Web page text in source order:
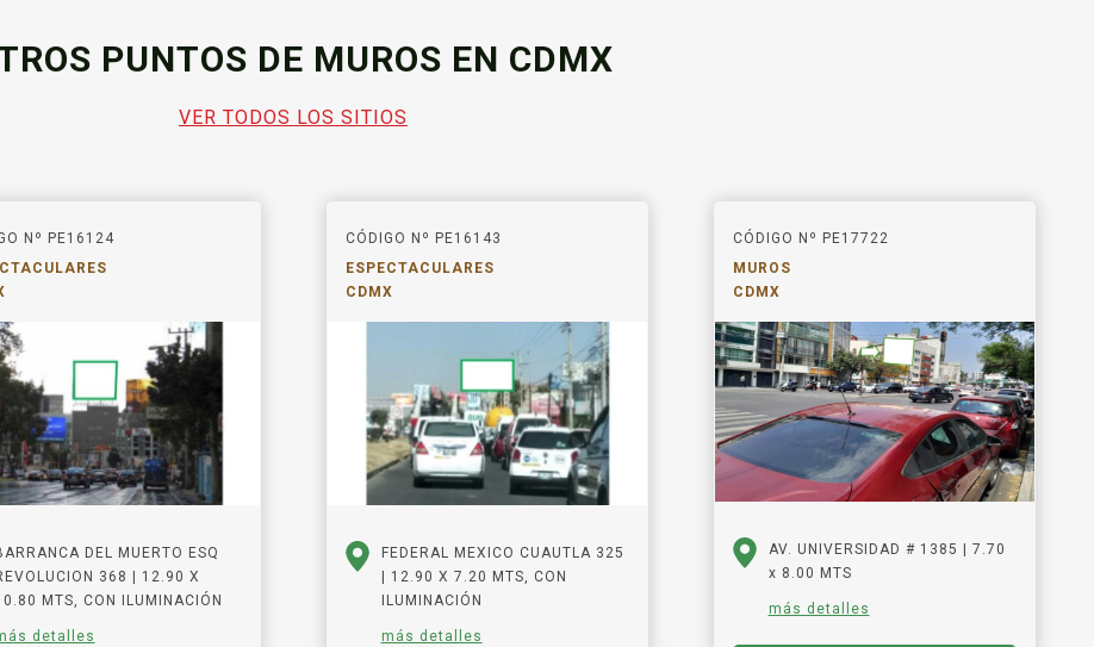
PUNTOS DE MUROS EN CDMX
VER TODOS LOS SITIOS
Nº PE16124
DEL MUERTO ESQ
368 | 12.90 X
MTS, CON ILUMINACIÓN
detalles
CÓDIGO Nº PE16143
ESPECTACULARES
CDMX
FEDERAL MEXICO CUAUTLA 325
| 12.90 X 7.20 MTS, CON
ILUMINACIÓN
más detalles
CÓDIGO Nº PE17722
MUROS
CDMX
AV. UNIVERSIDAD # 1385 | 7.70
x 8.00 MTS
más detalles